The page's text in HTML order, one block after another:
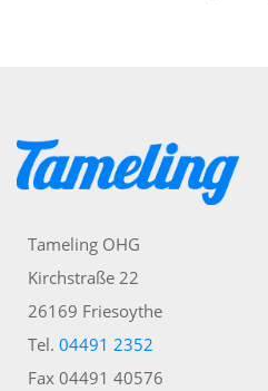
Tameling OHG
Kirchstraße 22
26169 Friesoythe
Tel. 04491 2352
Fax 04491 40576